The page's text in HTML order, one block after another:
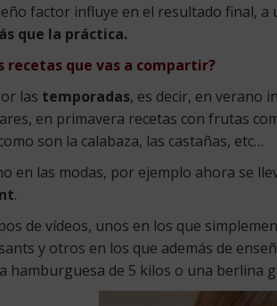
factor influye en el resultado final,
que la práctica.
recetas que vas a compartir?
las temporadas, es decir, en verano
en primavera recetas con frutas
son la calabaza, las castañas, etc…
en las modas, por ejemplo ahora se
.
de vídeos, unos en los que
y otros en los que además de
hamburguesa de 5 kilos o una berlina